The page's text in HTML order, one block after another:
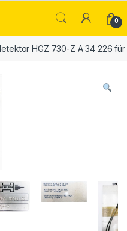
0
HGZ 730-Z A 34 226